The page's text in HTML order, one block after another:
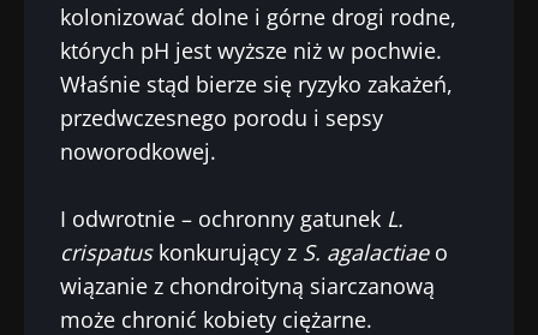
kolonizować dolne i górne drogi rodne,
których pH jest wyższe niż w pochwie.
Właśnie stąd bierze się ryzyko zakażeń,
przedwczesnego porodu i sepsy
noworodkowej.
I odwrotnie – ochronny gatunek L.
crispatuskonkurujący z S. agalactiaeo
wiązanie z chondroityną siarczanową
może chronić kobiety ciężarne.
Wpływ
mikrobioty na
zdrowie
reprodukcyjne
Wewnętrzna
mikrobiota raka
jelita grubego
niezależnym